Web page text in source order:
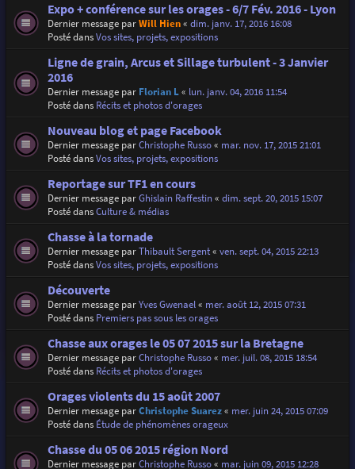
Expo + conférence sur les orages - 6/7 Fév. 2016 - Lyon
Dernier message parWill Hien« dim. janv. 17, 2016 16:08
Posté dansVos sites, projets, expositions
Ligne de grain, Arcus et Sillage turbulent - 3 Janvier
2016
Dernier message par Florian L« lun. janv. 04, 2016 11:54
Posté dans Récits et photos d'orages
Nouveau blog et page Facebook
Dernier message parChristophe Russo« mar. nov. 17, 2015 21:01
Posté dansVos sites, projets, expositions
Reportage sur TF1 en cours
Dernier message parGhislain Raffestin« dim. sept. 20, 2015 15:07
Posté dansCulture & médias
Chasse à la tornade
Dernier message parThibault Sergent« ven. sept. 04, 2015 22:13
Posté dansVos sites, projets, expositions
Découverte
Dernier message parYves Gwenael« mer. août 12, 2015 07:31
Posté dans Premiers pas sous les orages
Chasse aux orages le 05 07 2015 sur la Bretagne
Dernier message parChristophe Russo« mer. juil. 08, 2015 18:54
Posté dans Récits et photos d'orages
Orages violents du 15 août 2007
Dernier message parChristophe Suarez« mer. juin 24, 2015 07:09
Posté dans Étude de phénomènes orageux
Chasse du 05 06 2015 région Nord
Dernier message parChristophe Russo« mar. juin 09, 2015 12:28